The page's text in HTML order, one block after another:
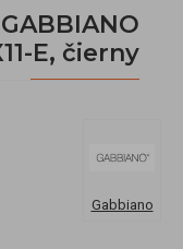
E, čierny
Gabbiano